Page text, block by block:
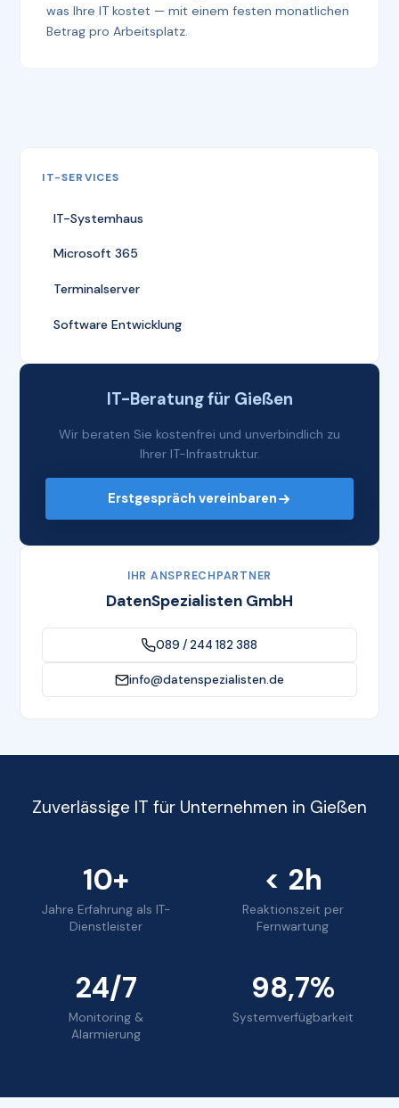
was Ihre IT kostet — mit einem festen monatlichen
Betrag pro Arbeitsplatz.
IT-SERVICES
IT-Systemhaus
Microsoft 365
Terminalserver
Software Entwicklung
IT-Beratung für Gießen
Wir beraten Sie kostenfrei und unverbindlich zu
Ihrer IT-Infrastruktur.
Erstgespräch vereinbaren
IHR ANSPRECHPARTNER
DatenSpezialisten GmbH
089 / 244 182 388
info@datenspezialisten.de
Zuverlässige IT für Unternehmen in Gießen
10+
Jahre Erfahrung als IT-
Dienstleister
< 2h
Reaktionszeit per
Fernwartung
24/7
Monitoring &
Alarmierung
98,7%
Systemverfügbarkeit